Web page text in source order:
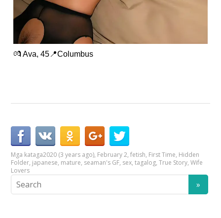
💏 Ava, 45📍Columbus
Mga kataga2020 (3 years ago), February 2,fetish, First Time, Hidden
Folder, japanese, mature, seaman's GF, sex,tagalog,True Story,Wife
Lovers